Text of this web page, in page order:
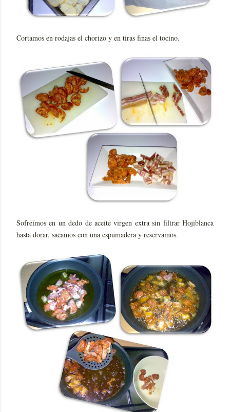
Cortamos en rodajas el chorizo y en tiras finas el tocino.
Sofreímos en un dedo de aceite virgen extra sin filtrar Hojiblanca
hasta dorar, sacamos con una espumadera y reservamos.